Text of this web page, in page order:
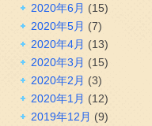
2020年6月 (15)
2020年5月 (7)
2020年4月 (13)
2020年3月 (15)
2020年2月 (3)
2020年1月 (12)
2019年12月 (9)